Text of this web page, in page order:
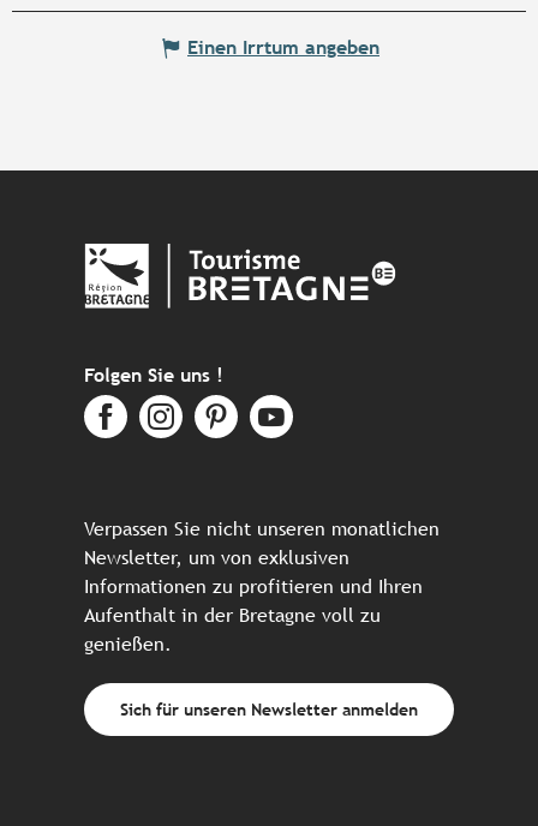
Einen Irrtum angeben
Folgen Sie uns !
Verpassen Sie nicht unseren monatlichen
Newsletter, um von exklusiven
Informationen zu profitieren und Ihren
Aufenthalt in der Bretagne voll zu
genießen.
Sich für unseren Newsletter anmelden